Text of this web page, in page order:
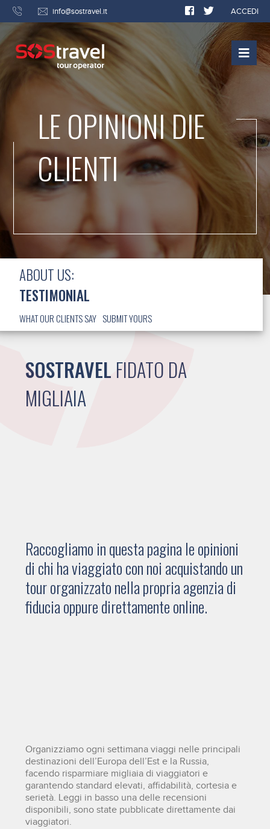
info@sostravel.it ACCEDI
LE OPINIONI DIE
CLIENTI
ABOUT US:
TESTIMONIAL
WHAT OUR CLIENTS SAY SUBMIT YOURS
SOSTRAVEL FIDATO DA
MIGLIAIA
Raccogliamo in questa pagina le opinioni
di chi ha viaggiato con noi acquistando un
tour organizzato nella propria agenzia di
fiducia oppure direttamente online.
Organizziamo ogni settimana viaggi nelle principali
destinazioni dell’Europa dell’Est e la Russia,
facendo risparmiare migliaia di viaggiatori e
garantendo standard elevati, affidabilità, cortesia e
serietà. Leggi in basso una delle recensioni
disponibili, sono state pubblicate direttamente dai
viaggiatori.